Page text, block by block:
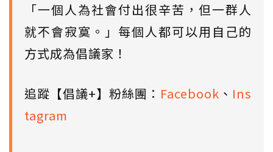
「一個人為社會付出很辛苦，但一群人
就不會寂寞。」每個人都可以用自己的
方式成為倡議家！
追蹤【倡議+】粉絲團： Facebook 、 Ins
tagram